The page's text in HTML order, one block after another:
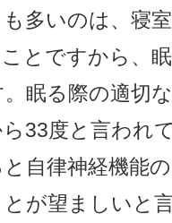
多いのは、寝
とですから、
眠る際の適切
ら33度と言われ
自律神経機能
が望ましいと